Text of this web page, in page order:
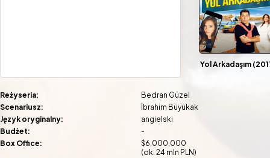
Yol Arkadaşım
Reżyseria:
Bedran Güzel
Scenariusz:
İbrahim Büyükak
Język oryginalny:
angielski
Budżet:
-
Box Office:
$6,000,000
(ok. 24 mln PLN)